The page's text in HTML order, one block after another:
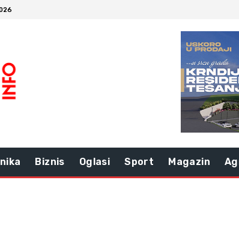
Biznis Oglasi Sport Magazin